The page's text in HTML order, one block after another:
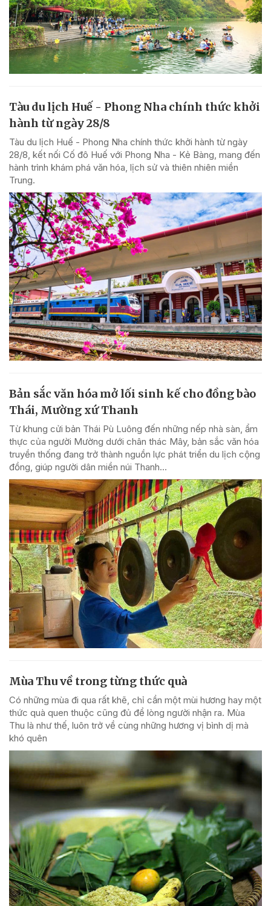
Tàu du lịch Huế - Phong Nha chính thức khởi
hành từ ngày 28/8
Tàu du lịch Huế - Phong Nha chính thức khởi hành từ ngày
28/8, kết nối Cố đô Huế với Phong Nha - Kẻ Bàng, mang đến
hành trình khám phá văn hóa, lịch sử và thiên nhiên miền
Trung.
Bản sắc văn hóa mở lối sinh kế cho đồng bào
Thái, Mường xứ Thanh
Từ khung cửi bản Thái Pù Luông đến những nếp nhà sàn, ẩm
thực của người Mường dưới chân thác Mây, bản sắc văn hóa
truyền thống đang trở thành nguồn lực phát triển du lịch cộng
đồng, giúp người dân miền núi Thanh...
Mùa Thu về trong từng thức quà
Có những mùa đi qua rất khẽ, chỉ cần một mùi hương hay một
thức quà quen thuộc cũng đủ để lòng người nhận ra. Mùa
Thu là như thế, luôn trở về cùng những hương vị bình dị mà
khó quên